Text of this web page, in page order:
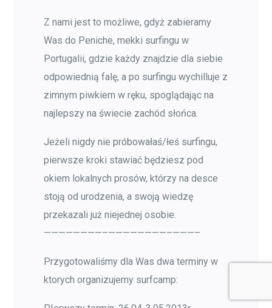
Z nami jest to możliwe, gdyż zabieramy
Was do Peniche, mekki surfingu w
Portugalii, gdzie każdy znajdzie dla siebie
odpowiednią falę, a po surfingu wychilluje z
zimnym piwkiem w ręku, spoglądając na
najlepszy na świecie zachód słońca.
Jeżeli nigdy nie próbowałaś/łeś surfingu,
pierwsze kroki stawiać będziesz pod
okiem lokalnych prosów, którzy na desce
stoją od urodzenia, a swoją wiedzę
przekazali już niejednej osobie.
————————–————————–———–
Przygotowaliśmy dla Was dwa terminy w
ktorych organizujemy surfcamp: